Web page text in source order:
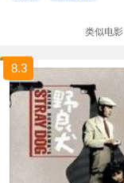
类似电影
8.3